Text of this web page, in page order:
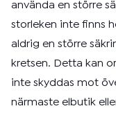
använda en större
storleken inte finns
aldrig en större
kretsen. Detta kan
inte skyddas mot
närmaste elbutik